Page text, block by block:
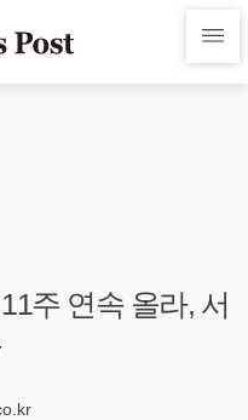
주 연속 올라, 서